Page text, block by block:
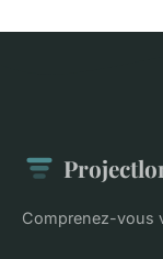
Comprenez-vous